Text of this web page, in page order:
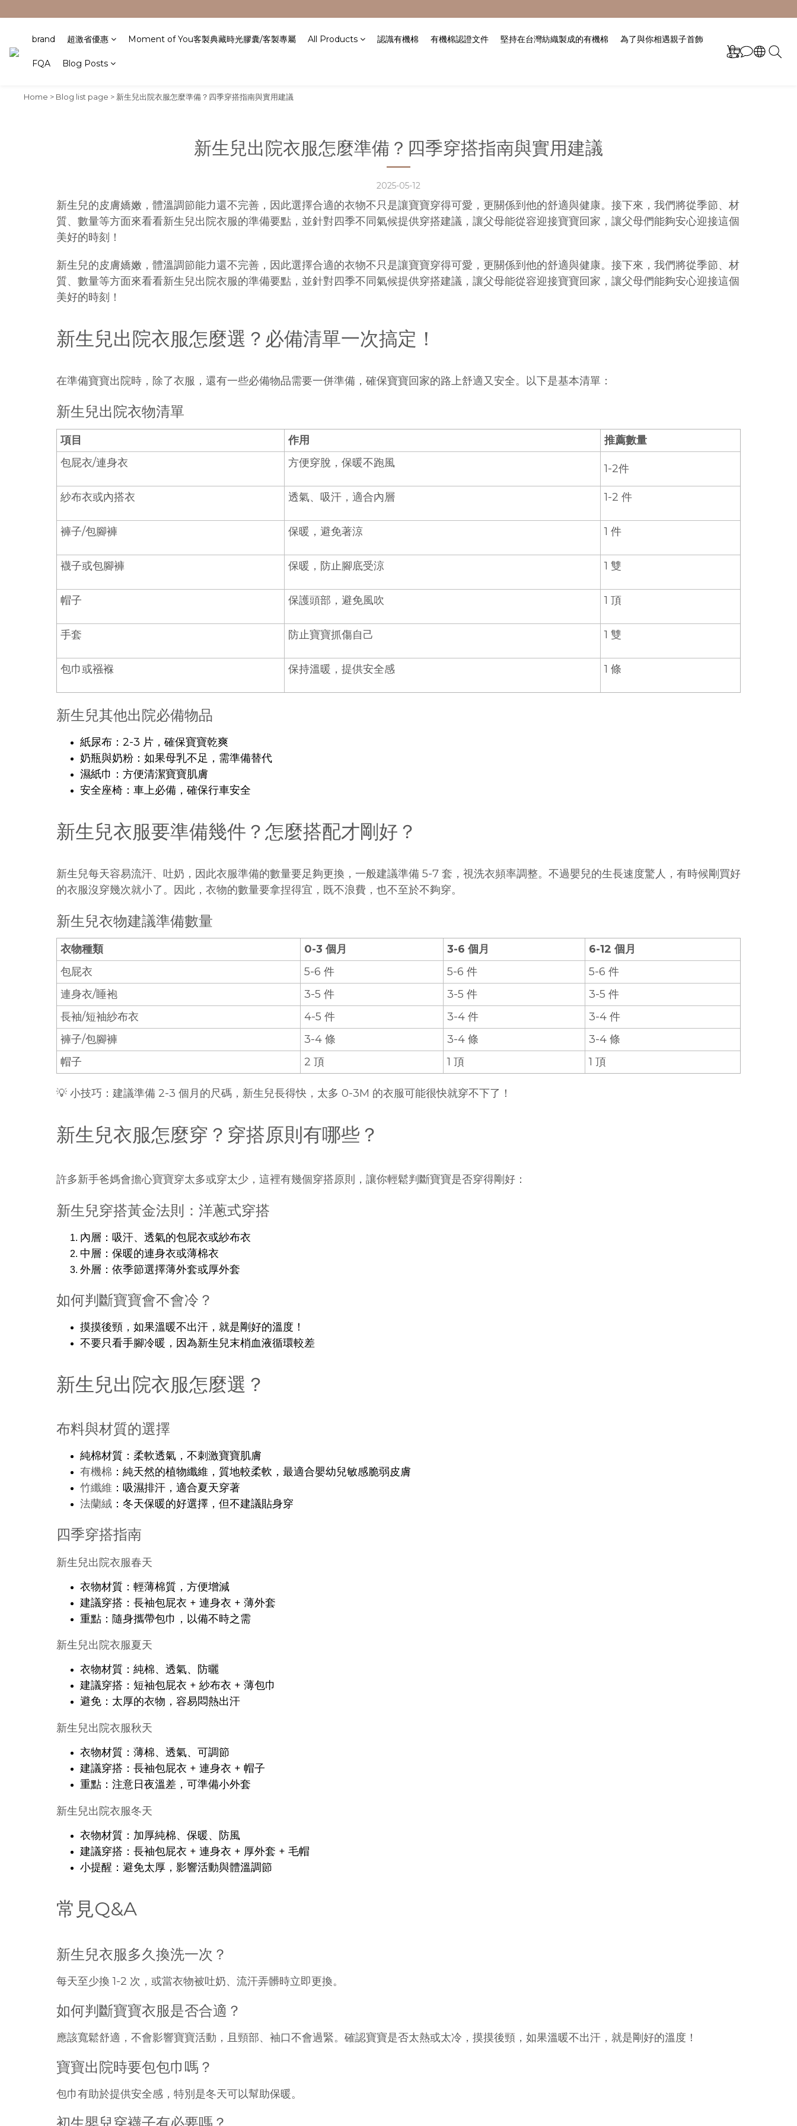
brand 超激省優惠 Moment of You客製典藏時光膠囊/客製專屬 All Products 認識有機棉 有機棉認證文件 堅持在台灣紡織製成的有機棉 為了與你相遇親子首飾
FQA Blog Posts
Home > Blog list page > 新生兒出院衣服怎麼準備？四季穿搭指南與實用建議
新生兒出院衣服怎麼準備？四季穿搭指南與實用建議
2025-05-12
新生兒的皮膚嬌嫩，體溫調節能力還不完善，因此選擇合適的衣物不只是讓寶寶穿得可愛，更關係到他的舒適與健康。接下來，我們將從季節、材
質、數量等方面來看看新生兒出院衣服的準備要點，並針對四季不同氣候提供穿搭建議，讓父母能從容迎接寶寶回家，讓父母們能夠安心迎接這個
美好的時刻！
新生兒的皮膚嬌嫩，體溫調節能力還不完善，因此選擇合適的衣物不只是讓寶寶穿得可愛，更關係到他的舒適與健康。接下來，我們將從季節、材
質、數量等方面來看看新生兒出院衣服的準備要點，並針對四季不同氣候提供穿搭建議，讓父母能從容迎接寶寶回家，讓父母們能夠安心迎接這個
美好的時刻！
新生兒出院衣服怎麼選？必備清單一次搞定！
在準備寶寶出院時，除了衣服，還有一些必備物品需要一併準備，確保寶寶回家的路上舒適又安全。以下是基本清單：
新生兒出院衣物清單
項目 作用
推薦數量
包屁衣/連身衣
方便穿脫，保暖不跑風 1-2件
紗布衣或內搭衣 透氣、吸汗，適合內層 1-2 件
褲子/包腳褲 保暖，避免著涼 1 件
襪子或包腳褲 保暖，防止腳底受涼 1 雙
帽子 保護頭部，避免風吹 1 頂
手套 防止寶寶抓傷自己 1 雙
包巾或襁褓 保持溫暖，提供安全感 1 條
新生兒其他出院必備物品
紙尿布：2-3 片，確保寶寶乾爽
奶瓶與奶粉：如果母乳不足，需準備替代
濕紙巾：方便清潔寶寶肌膚
安全座椅：車上必備，確保行車安全
新生兒衣服要準備幾件？怎麼搭配才剛好？
新生兒每天容易流汗、吐奶，因此衣服準備的數量要足夠更換，一般建議準備 5-7 套，視洗衣頻率調整。不過嬰兒的生長速度驚人，有時候剛買好
的衣服沒穿幾次就小了。因此，衣物的數量要拿捏得宜，既不浪費，也不至於不夠穿。
新生兒衣物建議準備數量
衣物種類 0-3 個月 3-6 個月
6-12 個月
包屁衣
5-6 件 5-6 件
5-6 件
連身衣/睡袍
3-5 件 3-5 件
3-5 件
長袖/短袖紗布衣
4-5 件 3-4 件
3-4 件
褲子/包腳褲
3-4 條 3-4 條
3-4 條
帽子
2 頂 1 頂 1 頂
💡 小技巧：建議準備 2-3 個月的尺碼，新生兒長得快，太多 0-3M 的衣服可能很快就穿不下了！
新生兒衣服怎麼穿？穿搭原則有哪些？
許多新手爸媽會擔心寶寶穿太多或穿太少，這裡有幾個穿搭原則，讓你輕鬆判斷寶寶是否穿得剛好：
新生兒穿搭黃金法則：洋蔥式穿搭
內層：吸汗、透氣的包屁衣或紗布衣
中層：保暖的連身衣或薄棉衣
外層：依季節選擇薄外套或厚外套
如何判斷寶寶會不會冷？
摸摸後頸，如果溫暖不出汗，就是剛好的溫度！
不要只看手腳冷暖，因為新生兒末梢血液循環較差
新生兒出院衣服怎麼選？
布料與材質的選擇
純棉材質：柔軟透氣，不刺激寶寶肌膚
有機棉 ：純天然的植物纖維，質地較柔軟，最適合嬰幼兒敏感脆弱皮膚
竹纖維 ：吸濕排汗，適合夏天穿著
法蘭絨 ：冬天保暖的好選擇，但不建議貼身穿
四季穿搭指南
新生兒出院衣服春天
衣物材質：輕薄棉質，方便增減
建議穿搭：長袖包屁衣 + 連身衣 + 薄外套
重點：隨身攜帶包巾，以備不時之需
新生兒出院衣服夏天
衣物材質：純棉、透氣、防曬
建議穿搭：短袖包屁衣 + 紗布衣 + 薄包巾
避免：太厚的衣物，容易悶熱出汗
新生兒出院衣服秋天
衣物材質：薄棉、透氣、可調節
建議穿搭：長袖包屁衣 + 連身衣 + 帽子
重點：注意日夜溫差，可準備小外套
新生兒出院衣服冬天
衣物材質：加厚純棉、保暖、防風
建議穿搭：長袖包屁衣 + 連身衣 + 厚外套 + 毛帽
小提醒：避免太厚，影響活動與體溫調節
常見Q&A
新生兒衣服多久換洗一次？
每天至少換 1-2 次，或當衣物被吐奶、流汗弄髒時立即更換。
如何判斷寶寶衣服是否合適？
應該寬鬆舒適，不會影響寶寶活動，且頸部、袖口不會過緊。確認寶寶是否太熱或太冷，摸摸後頸，如果溫暖不出汗，就是剛好的溫度！
寶寶出院時要包包巾嗎？
包巾有助於提供安全感，特別是冬天可以幫助保暖。